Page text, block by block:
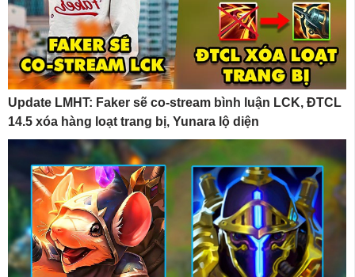
Update LMHT: Faker sẽ co-stream bình luận LCK, ĐTCL
14.5 xóa hàng loạt trang bị, Yunara lộ diện